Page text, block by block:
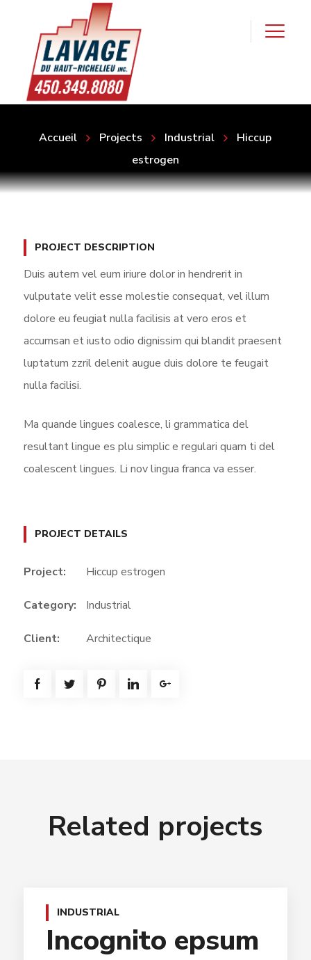
Accueil Projects Industrial
Hiccup
estrogen
PROJECT DESCRIPTION
Duis autem vel eum iriure dolor in hendrerit in
vulputate velit esse molestie consequat, vel illum
dolore eu feugiat nulla facilisis at vero eros et
accumsan et iusto odio dignissim qui blandit praesent
luptatum zzril delenit augue duis dolore te feugait
nulla facilisi.
Ma quande lingues coalesce, li grammatica del
resultant lingue es plu simplic e regulari quam ti del
coalescent lingues. Li nov lingua franca va esser.
PROJECT DETAILS
Project: Hiccup estrogen
Category: Industrial
Client: Architectique
Related projects
INDUSTRIAL
Incognito epsum